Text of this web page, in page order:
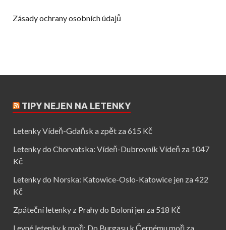
Zásady ochrany osobních údajů
TIPY NEJEN NA LETENKY
Letenky Vídeň-Gdaňsk a zpět za 615 Kč
Letenky do Chorvatska: Vídeň-Dubrovník Vídeň za 1047
Kč
Letenky do Norska: Katowice-Oslo-Katowice jen za 422
Kč
Zpáteční letenky z Prahy do Boloni jen za 518 Kč
Levné letenky k moři: Do Burgasu k Černému moři za